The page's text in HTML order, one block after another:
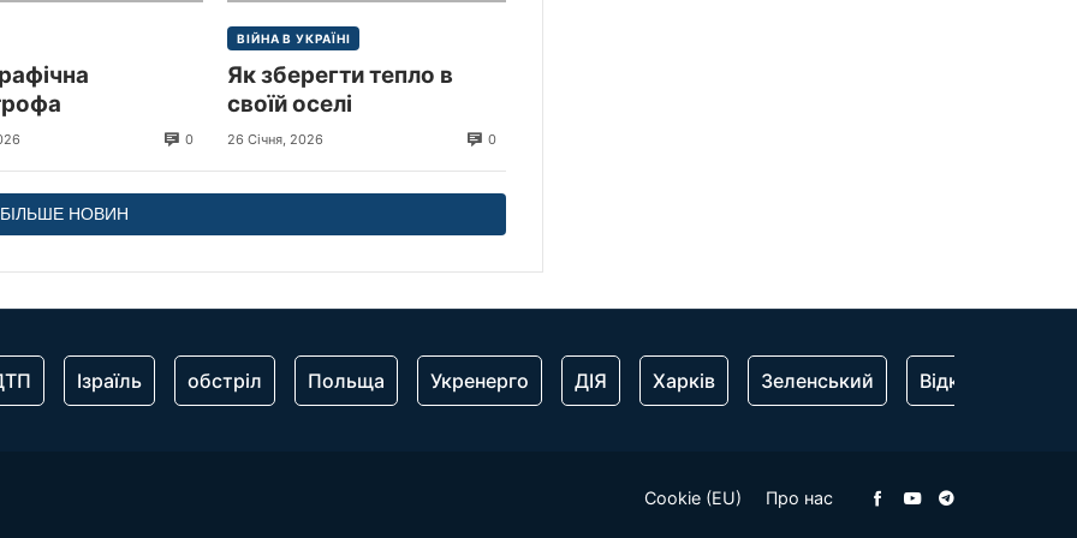
0
ВІЙНА В УКРАЇНІ
Як зберегти тепло в
своїй оселі
26 Січня, 2026 0
БІЛЬШЕ НОВИН
Ізраїль обстріл Польща Укренерго ДІЯ Харків Зеленський Відключення
Cookie (EU) Про нас